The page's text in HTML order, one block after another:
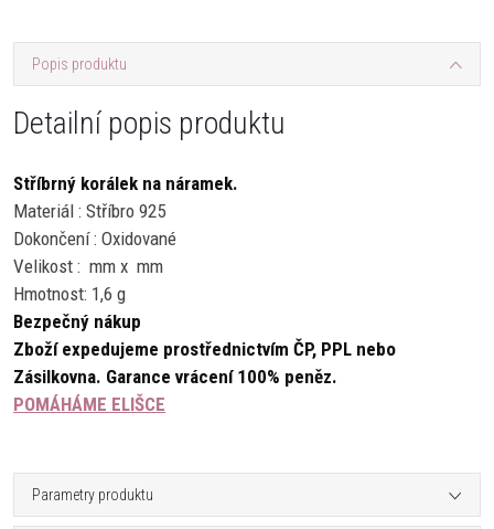
Popis produktu
Detailní popis produktu
Stříbrný korálek na náramek.
Materiál : Stříbro 925
Dokončení : Oxidované
Velikost : mm x mm
Hmotnost: 1,6 g
Bezpečný nákup
Zboží expedujeme prostřednictvím ČP, PPL nebo
Zásilkovna. Garance vrácení 100% peněz.
POMÁHÁME ELIŠCE
Parametry produktu